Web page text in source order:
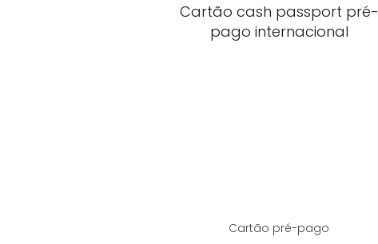
Cartão cash passport pré-
pago internacional
Cartão pré-pago